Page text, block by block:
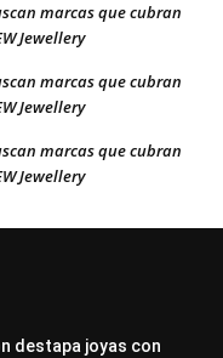
marcas que cubran
Jewellery
marcas que cubran
Jewellery
marcas que cubran
Jewellery
destapa joyas con